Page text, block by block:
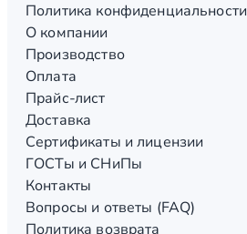
Политика конфиденциальности
О компании
Производство
Оплата
Прайс-лист
Доставка
Сертификаты и лицензии
ГОСТы и СНиПы
Контакты
Вопросы и ответы (FAQ)
Политика возврата